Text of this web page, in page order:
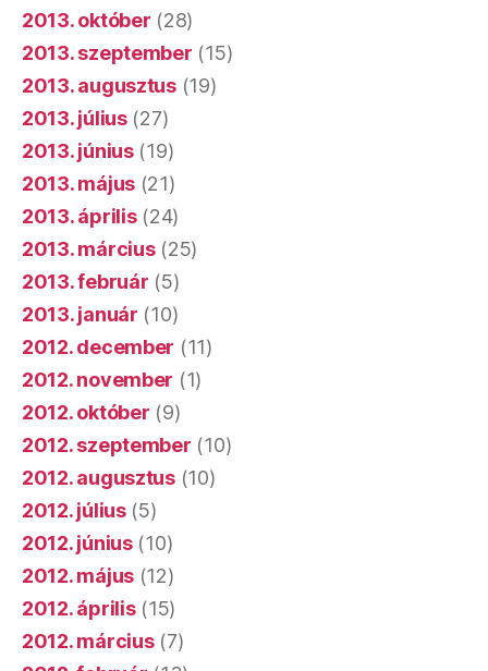
2013. október (28)
2013. szeptember (15)
2013. augusztus(19)
2013. július(27)
2013. június(19)
2013. május (21)
2013. április(24)
2013. március(25)
2013. február (5)
2013. január (10)
2012. december (11)
2012. november (1)
2012. október (9)
2012. szeptember (10)
2012. augusztus(10)
2012. július(5)
2012. június(10)
2012. május (12)
2012. április(15)
2012. március(7)